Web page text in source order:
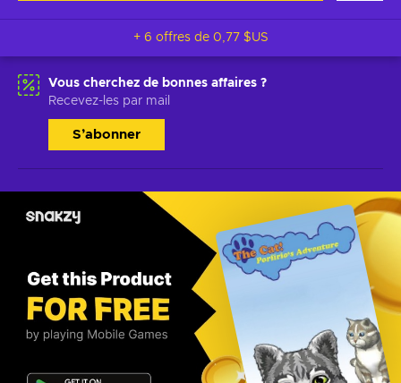
+ 6 offres de 0,77 $US
Vous cherchez de bonnes affaires ?
Recevez-les par mail
S’abonner